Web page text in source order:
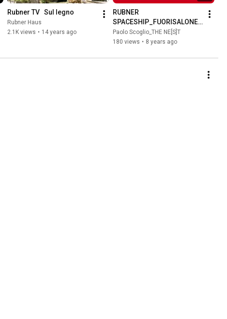
Rubner TV   Sul legno
Rubner Haus
2.1K views • 14 years ago
RUBNER
SPACESHIP_FUORISALONE
2018
Paolo Scoglio_THE NE[S]T
180 views • 8 years ago